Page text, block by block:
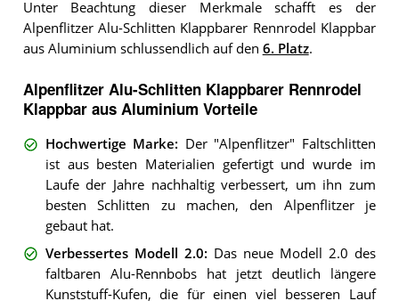
Unter Beachtung dieser Merkmale schafft es der
Alpenflitzer Alu-Schlitten Klappbarer Rennrodel Klappbar
aus Aluminium schlussendlich auf den 6. Platz.
Alpenflitzer Alu-Schlitten Klappbarer Rennrodel
Klappbar aus Aluminium Vorteile
Hochwertige Marke: Der "Alpenflitzer" Faltschlitten
ist aus besten Materialien gefertigt und wurde im
Laufe der Jahre nachhaltig verbessert, um ihn zum
besten Schlitten zu machen, den Alpenflitzer je
gebaut hat.
Verbessertes Modell 2.0: Das neue Modell 2.0 des
faltbaren Alu-Rennbobs hat jetzt deutlich längere
Kunststuff-Kufen, die für einen viel besseren Lauf